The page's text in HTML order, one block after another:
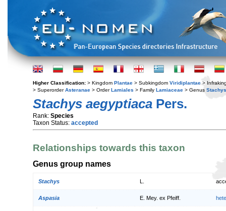
Higher Classification: > Kingdom Plantae > Subkingdom Viridiplantae >
> SuperorderAsteranae > OrderLamiales > Family Lamiaceae > Genus Stachys
Stachys aegyptiaca Pers.
Rank: Species
Taxon Status: accepted
Relationships towards this taxon
Genus group names
Stachys
Aspasia E. Mey. ex Pfeiff.